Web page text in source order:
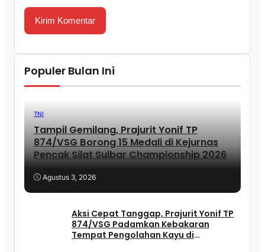
Populer Bulan Ini
TNI
Tampil Gemilang, Prajurit Yonif TP
874/VSG Borong 15 Medali di Kejurnas
Pencak Silat Sulbar Championship 2026
Agustus 3, 2026
Aksi Cepat Tanggap, Prajurit Yonif TP
874/VSG Padamkan Kebakaran
Tempat Pengolahan Kayu di